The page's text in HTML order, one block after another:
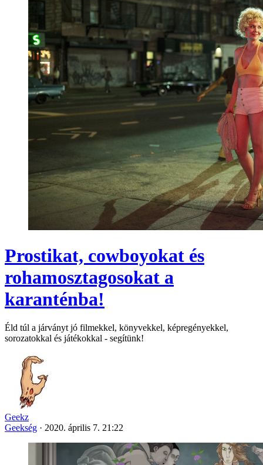
Prostikat, cowboyokat és
rohamosztagosokat a
karanténba!
Éld túl a járványt jó filmekkel, könyvekkel, képregényekkel,
sorozatokkal és játékokkal - segítünk!
Geekz
Geekség · 2020. április 7. 21:22